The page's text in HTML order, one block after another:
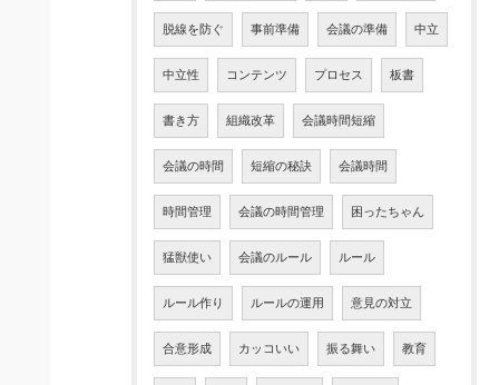
脱線を防ぐ 事前準備 会議の準備 中立
中立性 コンテンツ プロセス 板書
書き方 組織改革 会議時間短縮
会議の時間 短縮の秘訣 会議時間
時間管理 会議の時間管理 困ったちゃん
猛獣使い 会議のルール ルール
ルール作り ルールの運用 意見の対立
合意形成 カッコいい 振る舞い 教育